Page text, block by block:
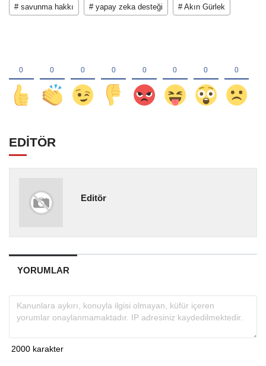
# savunma hakkı # yapay zeka desteği # Akın Gürlek
EDİTÖR
Editör
YORUMLAR